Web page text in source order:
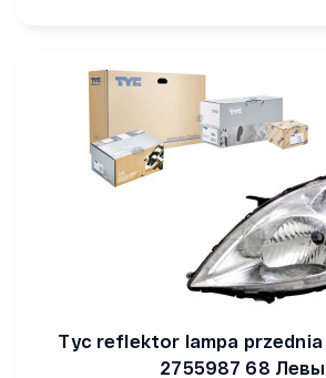
Tyc reflektor lampa
2755987 68